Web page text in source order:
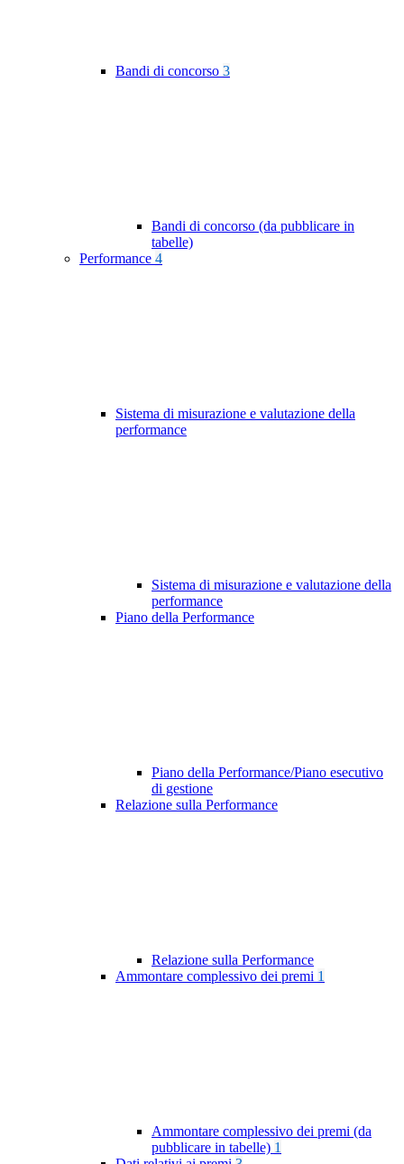
Bandi di concorso 3
Bandi di concorso (da pubblicare in
tabelle)
Performance 4
Sistema di misurazione e valutazione della
performance
Sistema di misurazione e valutazione della
performance
Piano della Performance
Piano della Performance/Piano esecutivo
di gestione
Relazione sulla Performance
Relazione sulla Performance
Ammontare complessivo dei premi 1
Ammontare complessivo dei premi (da
pubblicare in tabelle) 1